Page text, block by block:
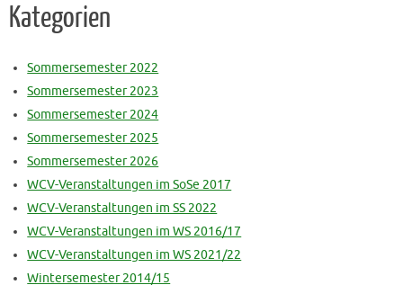
Kategorien
Sommersemester 2022
Sommersemester 2023
Sommersemester 2024
Sommersemester 2025
Sommersemester 2026
WCV-Veranstaltungen im SoSe 2017
WCV-Veranstaltungen im SS 2022
WCV-Veranstaltungen im WS 2016/17
WCV-Veranstaltungen im WS 2021/22
Wintersemester 2014/15